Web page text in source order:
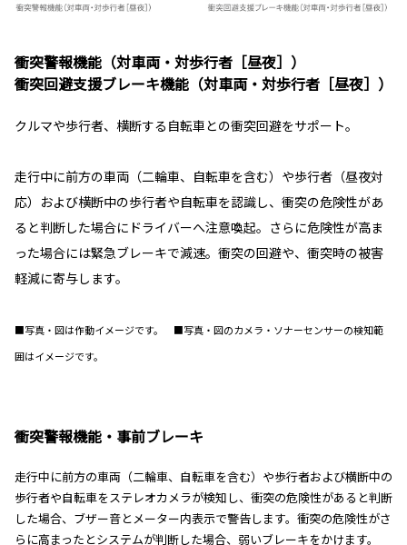
衝突警報機能（対車両・対歩行者［昼夜］）
衝突回避支援ブレーキ機能（対車両・対歩行者［昼夜］）
クルマや歩行者、横断する自転車との衝突回避をサポート。
走行中に前方の車両（二輪車、自転車を含む）や歩行者（昼夜対
応）および横断中の歩行者や自転車を認識し、衝突の危険性があ
ると判断した場合にドライバーへ注意喚起。さらに危険性が高ま
った場合には緊急ブレーキで減速。衝突の回避や、衝突時の被害
軽減に寄与します。
■写真・図は作動イメージです。 ■写真・図のカメラ・ソナーセンサーの検知範
囲はイメージです。
衝突警報機能・事前ブレーキ
走行中に前方の車両（二輪車、自転車を含む）や歩行者および横断中の
歩行者や自転車をステレオカメラが検知し、衝突の危険性があると判断
した場合、ブザー音とメーター内表示で警告します。衝突の危険性がさ
らに高まったとシステムが判断した場合、弱いブレーキをかけます。